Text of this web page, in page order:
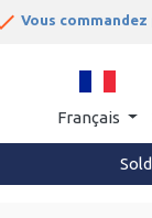
Vous
Français